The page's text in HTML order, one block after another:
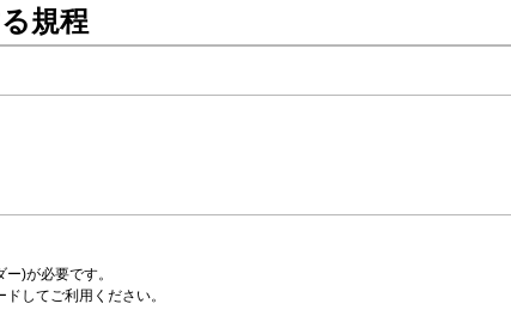
規程
)が必要です。
してご利用ください。